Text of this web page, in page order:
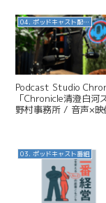
04. ポッドキャスト配信・制作等
Podcast Studio
「Chronicle清澄白河
野村事務所 / 音声×
03. ポッドキャスト番組